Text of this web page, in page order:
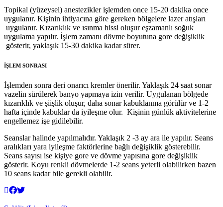
Topikal (yüzeysel) anestezikler işlemden once 15-20 dakika once
uygulanır. Kişinin ihtiyacına göre gereken bölgelere lazer atışları
uygulanır. Kızarıklık ve ısınma hissi oluşur eşzamanlı soğuk
uygulama yapılır. İşlem zamanı dövme boyutuna gore değişiklik
gösterir, yaklaşık 15-30 dakika kadar sürer.
İŞLEM SONRASI
İşlemden sonra deri onarıcı kremler önerilir. Yaklaşık 24 saat sonar
vazelin sürülerek banyo yapmaya izin verilir. Uygulanan bölgede
kızarıklık ve şiişlik oluşur, daha sonar kabuklanma görülür ve 1-2
hafta içinde kabuklar da iyileşme olur. Kişinin günlük aktivitelerine
engellemez işe gidilebilir.
Seanslar halinde yapılmalıdır. Yaklaşık 2 -3 ay ara ile yapılır. Seans
aralıkları yara iyileşme faktörlerine bağlı değişiklik gösterebilir.
Seans sayısı ise kişiye gore ve dövme yapısına gore değişiklik
gösterir. Koyu renkli dövmelerde 1-2 seans yeterli olabilirken bazen
10 seans kadar bile gerekli olabilir.